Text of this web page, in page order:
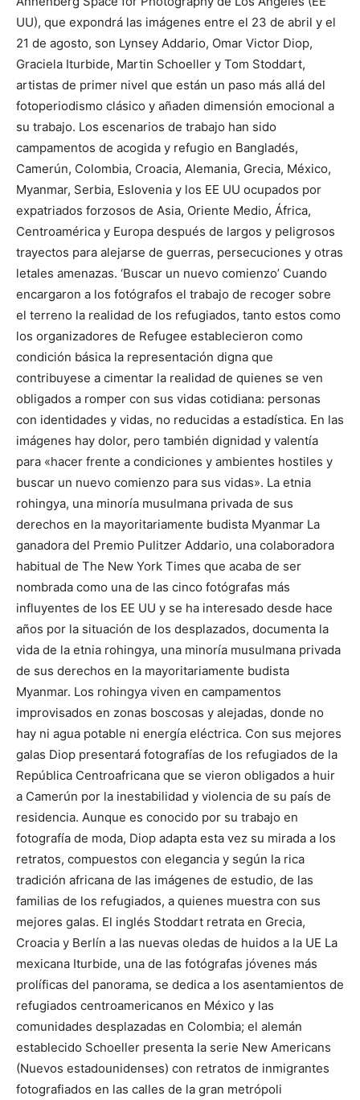
UU), que expondrá las imágenes entre el 23 de abril y el
21 de agosto, son Lynsey Addario, Omar Victor Diop,
Graciela Iturbide, Martin Schoeller y Tom Stoddart,
artistas de primer nivel que están un paso más allá del
fotoperiodismo clásico y añaden dimensión emocional a
su trabajo. Los escenarios de trabajo han sido
campamentos de acogida y refugio en Bangladés,
Camerún, Colombia, Croacia, Alemania, Grecia, México,
Myanmar, Serbia, Eslovenia y los EE UU ocupados por
expatriados forzosos de Asia, Oriente Medio, África,
Centroamérica y Europa después de largos y peligrosos
trayectos para alejarse de guerras, persecuciones y otras
letales amenazas. ‘Buscar un nuevo comienzo’ Cuando
encargaron a los fotógrafos el trabajo de recoger sobre
el terreno la realidad de los refugiados, tanto estos como
los organizadores de Refugee establecieron como
condición básica la representación digna que
contribuyese a cimentar la realidad de quienes se ven
obligados a romper con sus vidas cotidiana: personas
con identidades y vidas, no reducidas a estadística. En las
imágenes hay dolor, pero también dignidad y valentía
para «hacer frente a condiciones y ambientes hostiles y
buscar un nuevo comienzo para sus vidas». La etnia
rohingya, una minoría musulmana privada de sus
derechos en la mayoritariamente budista Myanmar La
ganadora del Premio Pulitzer Addario, una colaboradora
habitual de The New York Times que acaba de ser
nombrada como una de las cinco fotógrafas más
influyentes de los EE UU y se ha interesado desde hace
años por la situación de los desplazados, documenta la
vida de la etnia rohingya, una minoría musulmana privada
de sus derechos en la mayoritariamente budista
Myanmar. Los rohingya viven en campamentos
improvisados en zonas boscosas y alejadas, donde no
hay ni agua potable ni energía eléctrica. Con sus mejores
galas Diop presentará fotografías de los refugiados de la
República Centroafricana que se vieron obligados a huir
a Camerún por la inestabilidad y violencia de su país de
residencia. Aunque es conocido por su trabajo en
fotografía de moda, Diop adapta esta vez su mirada a los
retratos, compuestos con elegancia y según la rica
tradición africana de las imágenes de estudio, de las
familias de los refugiados, a quienes muestra con sus
mejores galas. El inglés Stoddart retrata en Grecia,
Croacia y Berlín a las nuevas oledas de huidos a la UE La
mexicana Iturbide, una de las fotógrafas jóvenes más
prolíficas del panorama, se dedica a los asentamientos de
refugiados centroamericanos en México y las
comunidades desplazadas en Colombia; el alemán
establecido Schoeller presenta la serie New Americans
(Nuevos estadounidenses) con retratos de inmigrantes
fotografiados en las calles de la gran metrópoli